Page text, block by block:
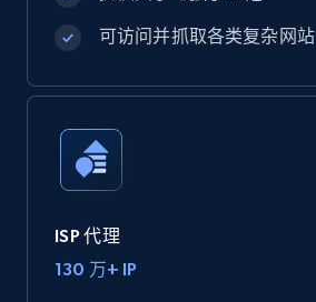
可访问并抓取各类复杂网站
ISP 代理
130 万+ IP